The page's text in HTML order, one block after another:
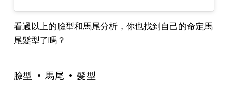
看過以上的臉型和馬尾分析，你也找到自己的命定馬
尾髮型了嗎？
臉型 馬尾 髮型